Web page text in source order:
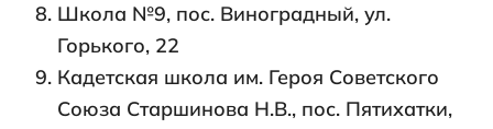
Школа №9, пос. Виноградный, ул.
Горького, 22
Кадетская школа им. Героя Советского
Союза Старшинова Н.В., пос. Пятихатки,